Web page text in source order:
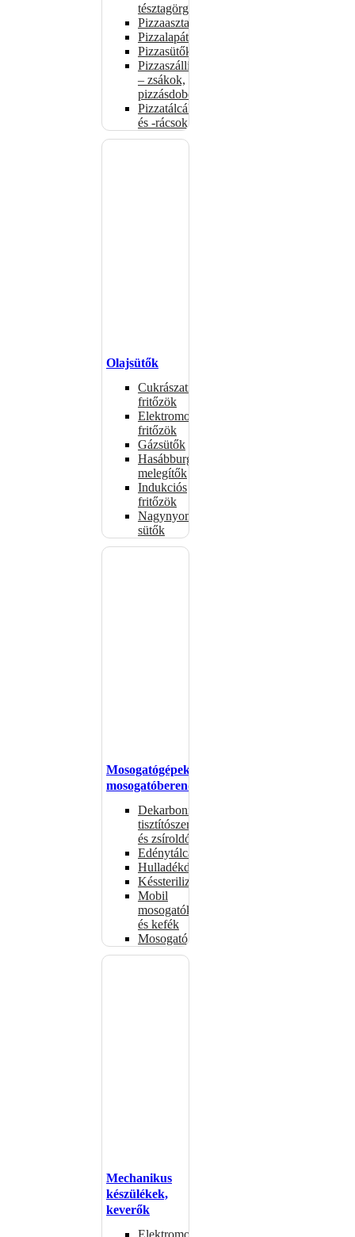
tésztagörgők
Pizzaasztalok
Pizzalapátok
Pizzasütők
Pizzaszállítás
– zsákok,
pizzásdobozok
Pizzatálcák
és -rácsok
Olajsütők
Cukrászati
fritőzök
Elektromos
fritőzök
Gázsütők
Hasábburgonya
melegítők
Indukciós
fritőzök
Nagynyomású
sütők
Mosogatógépek,
mosogatóberendezések
Dekarbonizáló
tisztítószerek
és zsíroldók
Edénytálcák
Hulladékdarálók
Késsterilizátorok
Mobil
mosogatók
és kefék
Mosogatógépkosarak
Mechanikus
készülékek,
keverők